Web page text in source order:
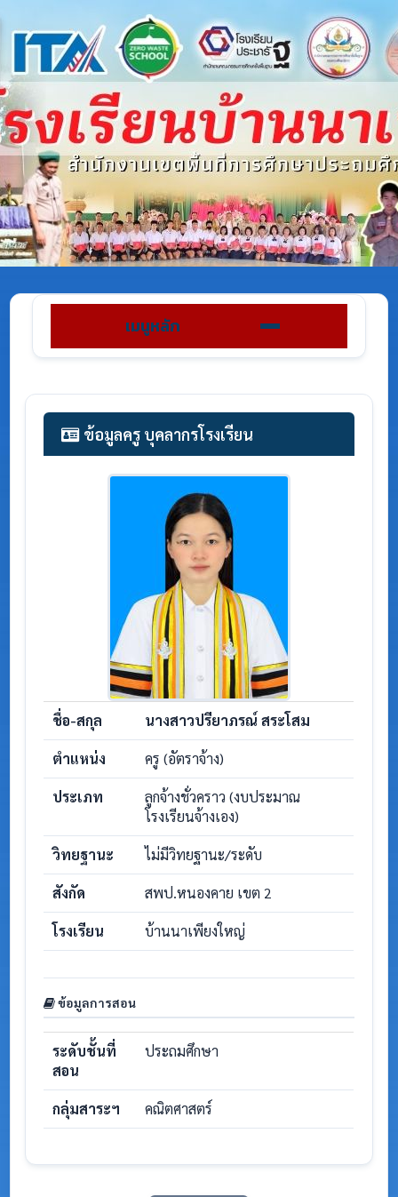
เมนูหลัก
ข้อมูลครู บุคลากรโรงเรียน
ชื่อ-สกุล นางสาวปรียาภรณ์ สระโสม
ตำแหน่ง ครู (อัตราจ้าง)
ประเภท
ลูกจ้างชั่วคราว (งบประมาณ
โรงเรียนจ้างเอง)
วิทยฐานะ ไม่มีวิทยฐานะ/ระดับ
สังกัด สพป.หนองคาย เขต 2
โรงเรียน บ้านนาเพียงใหญ่
ข้อมูลการสอน
ระดับชั้นที่
สอน
ประถมศึกษา
กลุ่มสาระฯ คณิตศาสตร์